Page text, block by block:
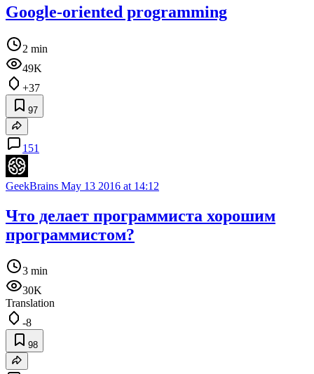
Google-oriented programming
2 min
49K
+37
97
151
GeekBrains May 13 2016 at 14:12
Что делает программиста хорошим
программистом?
3 min
30K
Translation
-8
98